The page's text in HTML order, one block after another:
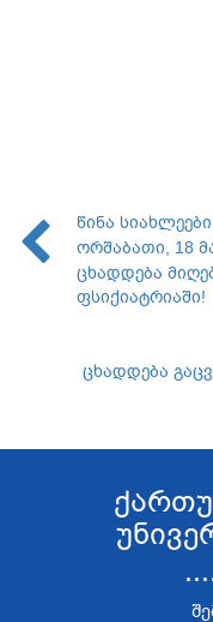
წინა სიახლეები
ორშაბათი, 18
ცხადდება
ფსიქიატრიაში!
ცხადდება